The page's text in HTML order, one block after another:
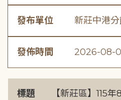
發布單位 新莊中港
發佈時間 2026-08-
標題
【新莊區】115